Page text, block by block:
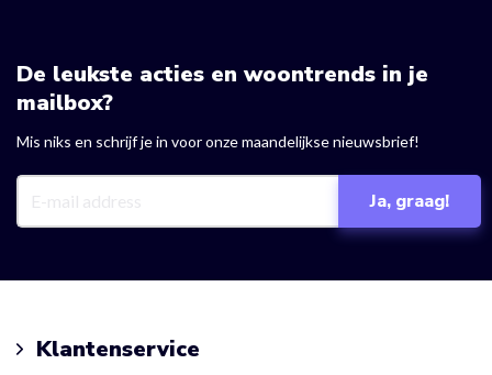
De leukste acties en woontrends in je
mailbox?
Mis niks en schrijf je in voor onze maandelijkse nieuwsbrief!
Klantenservice